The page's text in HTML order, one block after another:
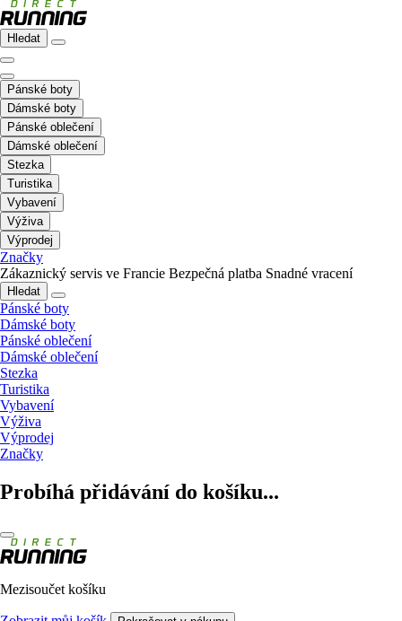
Hledat
Pánské boty
Dámské boty
Pánské oblečení
Dámské oblečení
Stezka
Turistika
Vybavení
Výživa
Výprodej
Značky
Zákaznický servis ve Francie Bezpečná platba Snadné vracení
Hledat
Pánské boty
Dámské boty
Pánské oblečení
Dámské oblečení
Stezka
Turistika
Vybavení
Výživa
Výprodej
Značky
Probíhá přidávání do košíku...
Mezisoučet košíku